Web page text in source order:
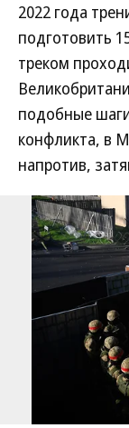
2022 года
подготовить
треком
подобные
конфликта, в
напротив,